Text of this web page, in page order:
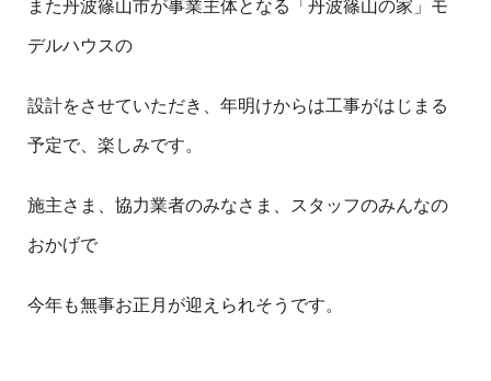
また丹波篠山市が事業主体となる「丹波篠山の家」モ
デルハウスの
設計をさせていただき、年明けからは工事がはじまる
予定で、楽しみです。
施主さま、協力業者のみなさま、スタッフのみんなの
おかげで
今年も無事お正月が迎えられそうです。